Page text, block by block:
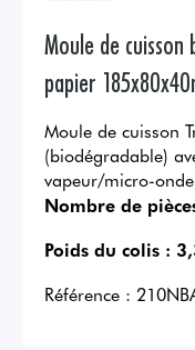
Moule de
papier
Moule de cuisson
(biodégradable)
vapeur/micro-
Nombre de
Poids du colis :
Référence :